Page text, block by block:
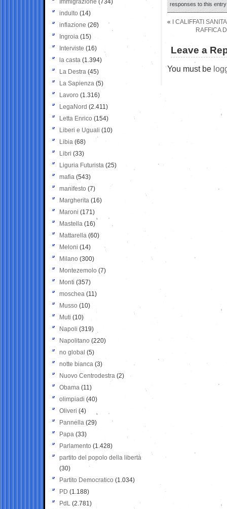
responses to this
«
I CALIFFATI
RAFFICA
Leave a
You must be
Immigrazione (734)
indulto (14)
inflazione (26)
Ingroia (15)
Interviste (16)
la casta (1.394)
La Destra (45)
La Sapienza (5)
Lavoro (1.316)
LegaNord (2.411)
Letta Enrico (154)
Liberi e Uguali (10)
Libia (68)
Libri (33)
Liguria Futurista (25)
mafia (543)
manifesto (7)
Margherita (16)
Maroni (171)
Mastella (16)
Mattarella (60)
Meloni (14)
Milano (300)
Montezemolo (7)
Monti (357)
moschea (11)
Musso (10)
Muti (10)
Napoli (319)
Napolitano (220)
no global (5)
notte bianca (3)
Nuovo Centrodestra (2)
Obama (11)
olimpiadi (40)
Oliveri (4)
Pannella (29)
Papa (33)
Parlamento (1.428)
partito del popolo della libertà
(30)
Partito Democratico (1.034)
PD (1.188)
PdL (2.781)